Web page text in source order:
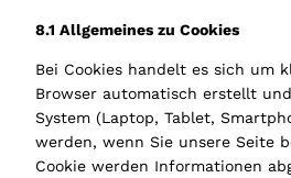
8.1 Allgemeines zu Cookies
Bei Cookies handelt es sich um
Browser automatisch erstellt
System (Laptop, Tablet,
werden, wenn Sie unsere Seite
Cookie werden Informationen